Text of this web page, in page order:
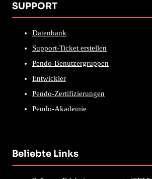
SUPPORT
Datenbank
Support-Ticket erstellen
Pendo-Benutzergruppen
Entwickler
Pendo-Zertifizierungen
Pendo-Akademie
Beliebte Links